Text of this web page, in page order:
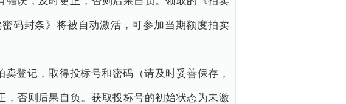
码封条》将被自动激活，可参加当期额度拍卖
登记，取得投标号和密码（请及时妥善保存，
否则后果自负。获取投标号的初始状态为未激